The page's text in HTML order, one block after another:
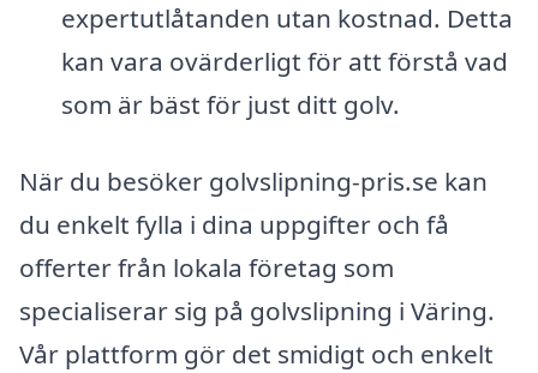
expertutlåtanden utan kostnad. Detta
kan vara ovärderligt för att förstå vad
som är bäst för just ditt golv.
När du besöker golvslipning-pris.se kan
du enkelt fylla i dina uppgifter och få
offerter från lokala företag som
specialiserar sig på golvslipning i Väring.
Vår plattform gör det smidigt och enkelt